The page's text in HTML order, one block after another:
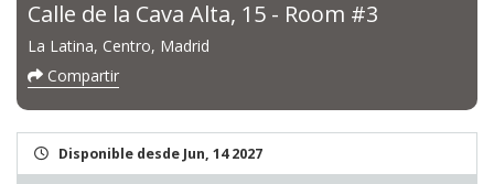
Calle de la Cava Alta, 15 - Room #3
La Latina, Centro, Madrid
Compartir
Disponible desde Jun, 14 2027